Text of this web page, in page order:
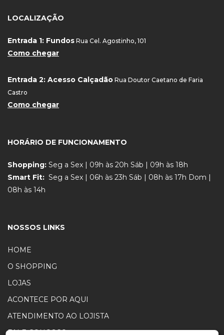
LOCALIZAÇÃO
Entrada 1: Fundos Rua Cel. Agostinho, 101
Como chegar
Entrada 2: Acesso Calçadão Rua Doutor Caetano de Faria
Castro
Como chegar
HORÁRIO DE FUNCIONAMENTO
Shopping: Seg a Sex | 09h às 20h Sáb | 09h às 18h
Smart Fit: Seg a Sex | 06h às 23h Sáb | 08h às 17h Dom |
08h às 14h
NOSSOS LINKS
HOME
O SHOPPING
LOJAS
ACONTECE POR AQUI
ATENDIMENTO AO LOJISTA
FALE CONOSCO